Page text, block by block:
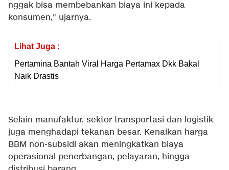
nggak bisa membebankan biaya ini kepada
konsumen," ujarnya.
Lihat Juga :
Pertamina Bantah Viral Harga Pertamax Dkk Bakal
Naik Drastis
Selain manufaktur, sektor transportasi dan logistik
juga menghadapi tekanan besar. Kenaikan harga
BBM non-subsidi akan meningkatkan biaya
operasional penerbangan, pelayaran, hingga